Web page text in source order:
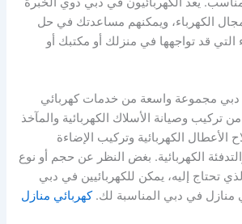
مجال الكهرباء، ويمكنهم مساعدتك في حل
التي قد تواجهها في منزلك أو مكتبك أو
دبي مجموعة واسعة من خدمات كهربائي
تركيب وصيانة الأسلاك الكهربائية والمآخذ
الأعطال الكهربائية وتركيب الإضاءة
الكهربائية. بغض النظر عن حجم أو نوع
تحتاج إليه، يمكن للكهربائيين في دبي
منازل في دبي المناسبة لك.كهربائي منازل